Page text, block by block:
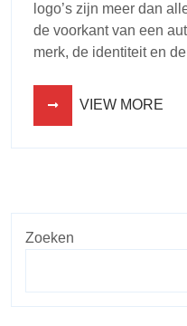
logo’s zijn meer dan
de voorkant van een
merk, de identiteit en de
VIEW MORE
Zoeken